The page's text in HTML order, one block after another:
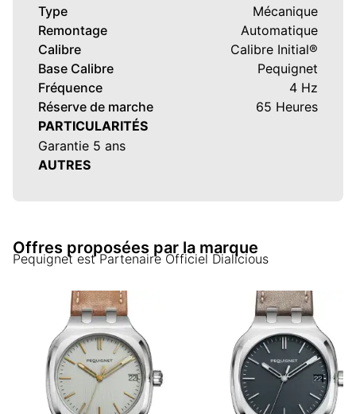
Type
Mécanique
Remontage
Automatique
Calibre
Calibre Initial®
Base Calibre
Pequignet
Fréquence
4 Hz
Réserve de marche
65 Heures
PARTICULARITÉS
Garantie 5 ans
AUTRES
Offres proposées par la marque
Pequignet est Partenaire Officiel Dialicious